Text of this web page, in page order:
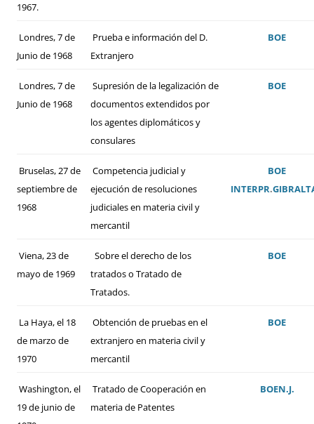
1967.
Londres, 7 de
Junio de 1968
Prueba e información del D.
Extranjero
BOE
Londres, 7 de
Junio de 1968
Supresión de la legalización de
documentos extendidos por
los agentes diplomáticos y
consulares
BOE
Bruselas, 27 de
septiembre de
1968
Competencia judicial y
ejecución de resoluciones
judiciales en materia civil y
mercantil
BOE
INTERPR.
Viena, 23 de
mayo de 1969
Sobre el derecho de los
tratados o Tratado de
Tratados.
BOE
La Haya, el 18
de marzo de
1970
Obtención de pruebas en el
extranjero en materia civil y
mercantil
BOE
Washington, el
19 de junio de
Tratado de Cooperación en
materia de Patentes
BOEN.J.